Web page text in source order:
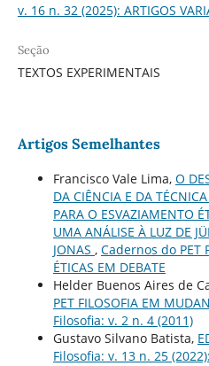
v. 16 n. 32 (2025): ARTIGOS
Seção
TEXTOS EXPERIMENTAIS
Artigos Semelhantes
Francisco Vale Lima, O
DA CIÊNCIA E DA
PARA O ESVAZIAMENTO
UMA ANÁLISE À LUZ DE
JONAS , Cadernos do PET
ÉTICAS EM DEBATE
Helder Buenos Aires de
PET FILOSOFIA EM
Filosofia: v. 2 n. 4 (2011)
Gustavo Silvano Batista,
Filosofia: v. 13 n. 25